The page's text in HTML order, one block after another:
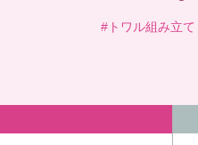
トワル組み立て